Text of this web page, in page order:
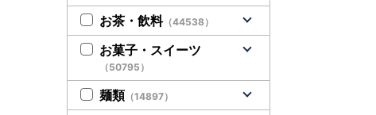
お茶・飲料（44538）
お菓子・スイーツ
（50795）
麺類 （14897）